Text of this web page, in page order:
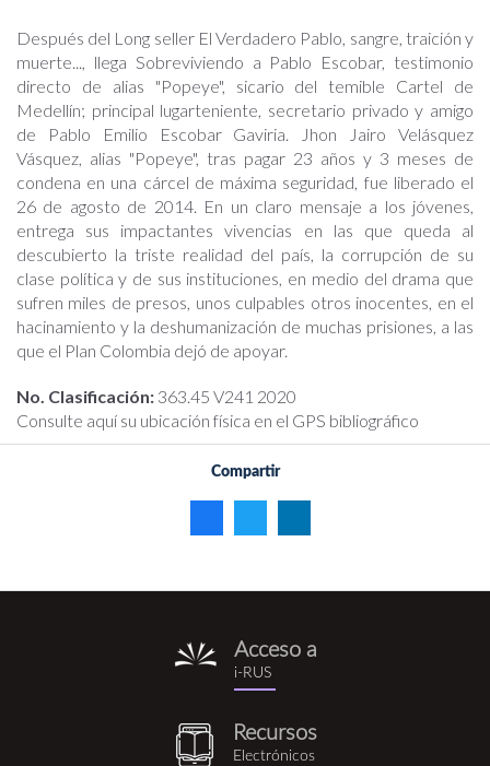
Después del Long seller El Verdadero Pablo, sangre, traición y
muerte..., llega Sobreviviendo a Pablo Escobar, testimonio
directo de alias "Popeye", sicario del temible Cartel de
Medellín; principal lugarteniente, secretario privado y amigo
de Pablo Emilio Escobar Gaviria. Jhon Jairo Velásquez
Vásquez, alias "Popeye", tras pagar 23 años y 3 meses de
condena en una cárcel de máxima seguridad, fue liberado el
26 de agosto de 2014. En un claro mensaje a los jóvenes,
entrega sus impactantes vivencias en las que queda al
descubierto la triste realidad del país, la corrupción de su
clase política y de sus instituciones, en medio del drama que
sufren miles de presos, unos culpables otros inocentes, en el
hacinamiento y la deshumanización de muchas prisiones, a las
que el Plan Colombia dejó de apoyar.
No. Clasificación: 363.45 V241 2020
Consulte aquí su ubicación física en el GPS bibliográfico
Compartir
i-
rus.png
Acceso a
i-RUS
recursos_electronicos.png
Recursos
Electrónicos